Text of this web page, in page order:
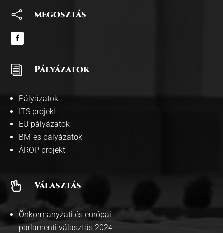
 megosztás
i Pályázatok
Pályázatok
ITS projekt
EU pályázatok
BM-es pályázatok
ÁROP projekt
 Választás
Önkormanyzati és európai
parlamenti választás 2024